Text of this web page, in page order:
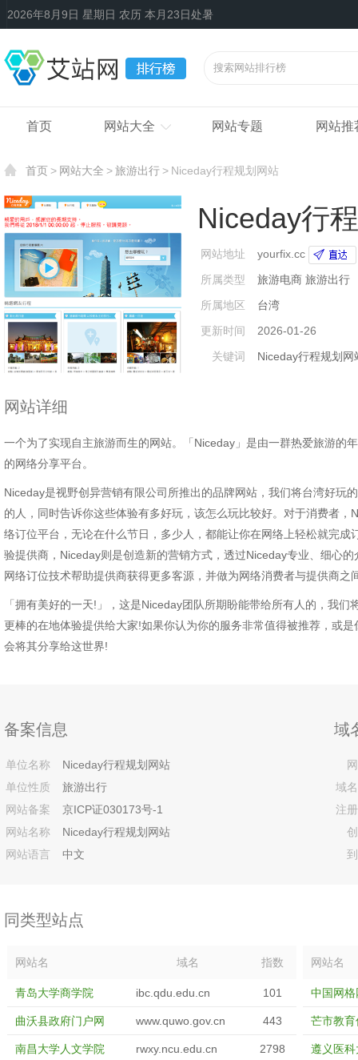
2026年8月9日 星期日 农历 本月23日处暑
首页 网站大全 网站专题 网站推
首页 网站大全 旅游出行 Niceday行程规划网站
Niceday行
网站地址
yourfix.cc
所属类型
旅游电商 旅游出行
所属地区
台湾
更新时间
2026-01-26
关键词
Niceday行程规划网
网站详细
一个为了实现自主旅游而生的网站。「Niceday」是由一群热爱旅游的
的网络分享平台。
Niceday是视野创异营销有限公司所推出的品牌网站，我们将台湾好玩
的人，同时告诉你这些体验有多好玩，该怎么玩比较好。对于消费者
络订位平台，无论在什么节日，多少人，都能让你在网络上轻松就完
验提供商，Niceday则是创造新的营销方式，透过Niceday专业、细心
网络订位技术帮助提供商获得更多客源，并做为网络消费者与提供商之
「拥有美好的一天!」，这是Niceday团队所期盼能带给所有人的，我
更棒的在地体验提供给大家!如果你认为你的服务非常值得被推荐，或
会将其分享给这世界!
备案信息
单位名称
Niceday行程规划网站
单位性质
旅游出行
网站备案
京ICP证030173号-1
网站名称
Niceday行程规划网站
网站语言
中文
域
域
注
同类型站点
网站名 域名 指数
青岛大学商学院 ibc.qdu.edu.cn 101
曲沃县政府门户网 www.quwo.gov.cn 443
南昌大学人文学院 rwxy.ncu.edu.cn 2798
网站名
中国网格
芒市教
遵义医